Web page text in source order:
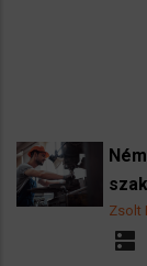
Zsolt
dns